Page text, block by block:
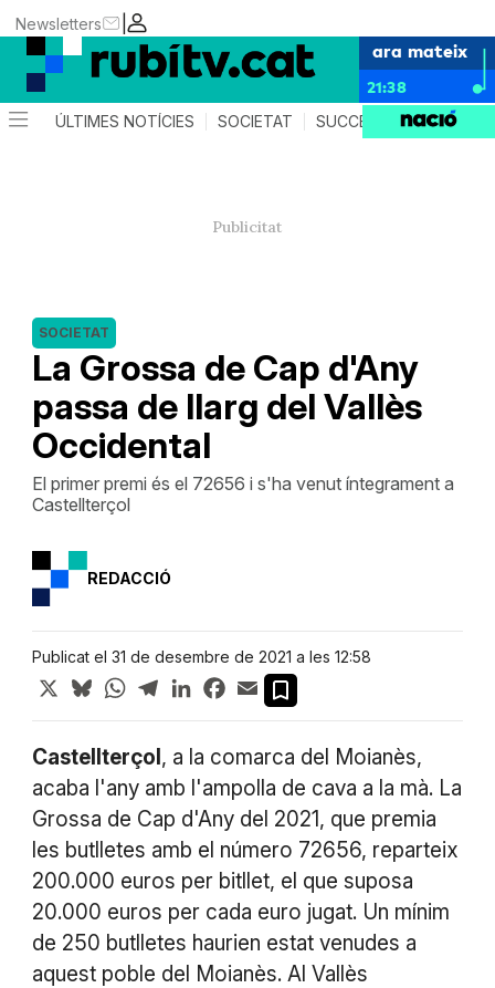
|
Newsletters
ara mateix
21:38
ÚLTIMES NOTÍCIES SOCIETAT SUCCESSOS
La Grossa de Cap d'Any
passa de llarg del Vallès
Occidental
SOCIETAT
El primer premi és el 72656 i s'ha venut íntegrament a
Castellterçol
REDACCIÓ
Publicat el 31 de desembre de 2021 a les 12:58
X BlueskyWhatsApp
TelegramLinkedInFacebook
Email
Castellterçol , a la comarca del Moianès,
acaba l'any amb l'ampolla de cava a la mà. La
Grossa de Cap d'Any del 2021, que premia
les butlletes amb el número 72656, reparteix
200.000 euros per bitllet, el que suposa
20.000 euros per cada euro jugat. Un mínim
de 250 butlletes haurien estat venudes a
aquest poble del Moianès. Al Vallès